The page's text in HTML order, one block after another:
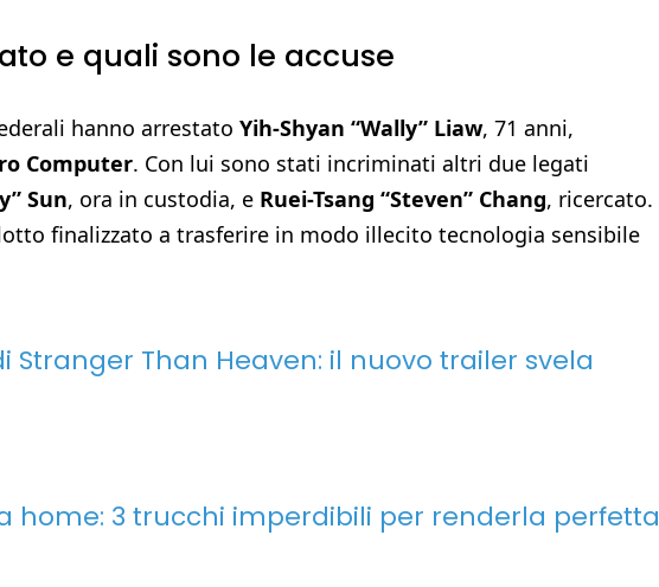
e quali sono le accuse
hanno arrestato Yih-Shyan “Wally” Liaw, 71 anni,
Computer. Con lui sono stati incriminati altri due legati
Sun, ora in custodia, e Ruei-Tsang “Steven” Chang, ricercato.
finalizzato a trasferire in modo illecito tecnologia sensibile
Stranger Than Heaven: il nuovo trailer svela
home: 3 trucchi imperdibili per renderla perfetta